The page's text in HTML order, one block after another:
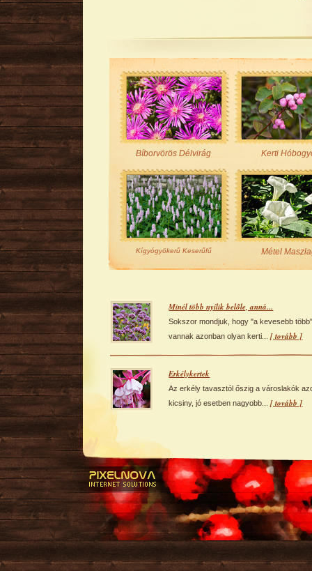
Bíborvörös Délvirág Kerti
Kígyógyökerű Keserűfű Métel
Minél több nyílik belőle, anná...
Sokszor mondjuk, hogy "a kevesebb
vannak azonban olyan kerti...[ tovább ]
Erkélykertek
Az erkély tavasztól őszig a városlakók
kicsiny, jó esetben nagyobb...[ tovább ]